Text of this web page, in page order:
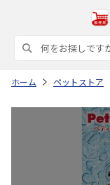
ホーム ペットストア